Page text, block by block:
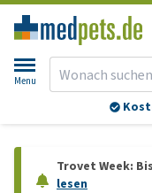
Menu
Trovet Week:
lesen